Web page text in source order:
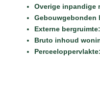
Overige inpandige
Gebouwgebonden
Externe bergruimte:
Bruto inhoud
Perceeloppervlakte: